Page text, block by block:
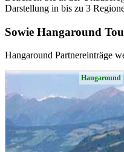
Darstellung in bis zu 3
Sowie Hangaround
Hangaround Partnereinträge
Hangaround